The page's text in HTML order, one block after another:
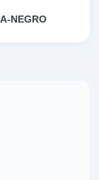
NEGRO